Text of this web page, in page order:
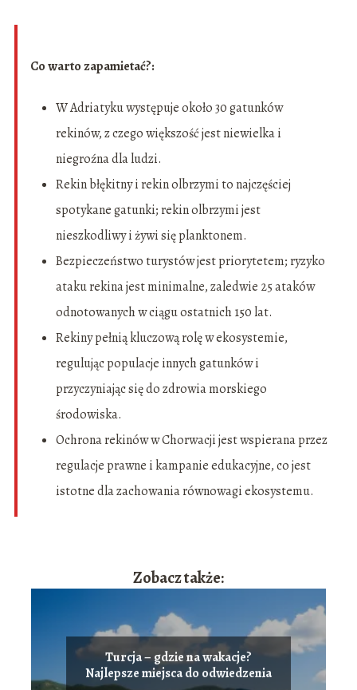
Co warto zapamietać?:
W Adriatyku występuje około 30 gatunków
rekinów, z czego większość jest niewielka i
niegroźna dla ludzi.
Rekin błękitny i rekin olbrzymi to najczęściej
spotykane gatunki; rekin olbrzymi jest
nieszkodliwy i żywi się planktonem.
Bezpieczeństwo turystów jest priorytetem; ryzyko
ataku rekina jest minimalne, zaledwie 25 ataków
odnotowanych w ciągu ostatnich 150 lat.
Rekiny pełnią kluczową rolę w ekosystemie,
regulując populacje innych gatunków i
przyczyniając się do zdrowia morskiego
środowiska.
Ochrona rekinów w Chorwacji jest wspierana przez
regulacje prawne i kampanie edukacyjne, co jest
istotne dla zachowania równowagi ekosystemu.
Zobacz także:
Turcja – gdzie na wakacje?
Najlepsze miejsca do odwiedzenia